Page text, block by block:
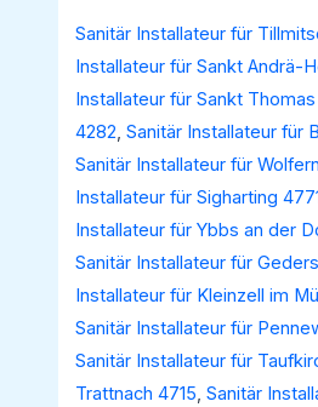
Sanitär Installateur für
Installateur für Sankt Andrä-
Installateur für Sankt
4282,Sanitär Installateur für
Sanitär Installateur für
Installateur für Sigharting
Installateur für Ybbs an der
Sanitär Installateur für
Installateur für Kleinzell im
Sanitär Installateur für
Sanitär Installateur für
Trattnach 4715,Sanitär